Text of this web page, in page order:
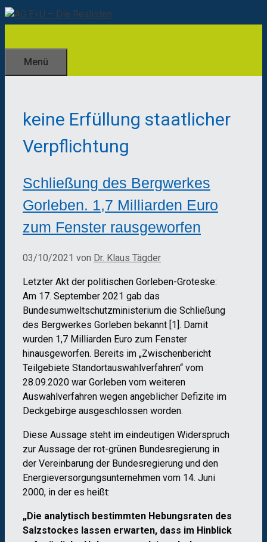
Zum
Inhalt
Menü
keine Erfüllung staatlicher
Verpflichtung
Schließung des Bergwerkes
Gorleben. 1,7 Milliarden Euro
zum Fenster rausgeworfen
03/10/2021 von Dr. Klaus Tägder
Letzter Akt der politischen Gorleben-Groteske:
Am 17. September 2021 gab das
Bundesumweltschutzministerium die Schließung
des Bergwerkes Gorleben bekannt [1]. Damit
wurden 1,7 Milliarden Euro zum Fenster
hinausgeworfen. Bereits im „Zwischenbericht
Teilgebiete Standortauswahlverfahren“ vom
28.09.2020 war Gorleben vom weiteren
Auswahlverfahren wegen angeblicher Defizite im
Deckgebirge ausgeschlossen worden.
Diese Aussage steht im eindeutigen Widerspruch
zur Aussage der rot-grünen Bundesregierung in
der Vereinbarung der Bundesregierung und den
Energieversorgungsunternehmen vom 14. Juni
2000, in der es heißt:
„Die analytisch bestimmten Hebungsraten des
Salzstockes lassen erwarten, dass im Hinblick